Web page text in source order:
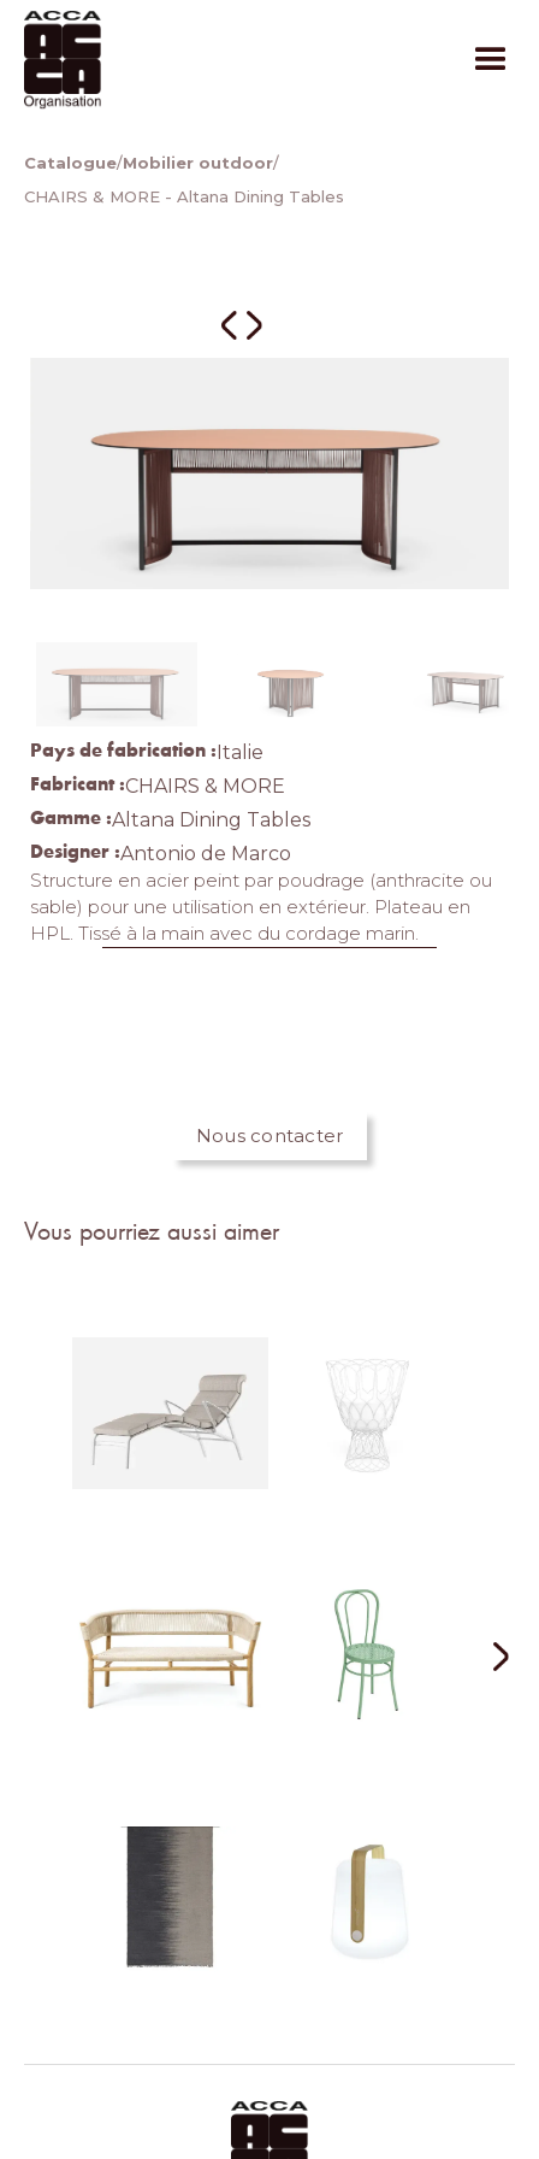
Catalogue/Mobilier outdoor/
CHAIRS & MORE - Altana Dining Tables
Pays de fabrication :Italie
Fabricant :CHAIRS & MORE
Gamme :Altana Dining Tables
Designer :Antonio de Marco
Structure en acier peint par poudrage (anthracite ou
sable) pour une utilisation en extérieur. Plateau en
HPL. Tissé à la main avec du cordage marin.
Nous contacter
Vous pourriez aussi aimer